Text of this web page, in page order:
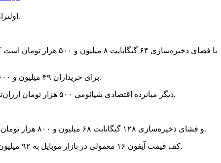
قیمت گلکسی S۲۵ اولترا، پرچمدار کره‌ای و پرفروش سامسونگ، امروز سه‌شنبه ۱۱ شهریور در بازار موبایل ۱۰۷ میلیون و ۴۰۰ هزار تومان است.
قیمت گلکسی A۲۶ با فضای ذخیره‌سازی ۲۵۶ گیگابایت ۲۲ میلیو تومان اعلام شده است؛ و خرید گلکسی S۲۴ FE برای خریداران ۴۹ میلیون و ۶۰۰ هزار تومان آب می‌خورد.
قیمت ردمی ۱۴C از میانرده‌های ارزان شیائومی در بازار موبایل ۱۲ میلیون و ۵۰۰ هزار تومان تعیین شده است. پوکو C۷۵ دیگر میانرده اقتصادی شیائومی ۵۰۰ هزار تومان ارزان‌تر فروخته می‌شود.
قیمت آیفون ۱۳ با پارت نامبر CH و فشای ذخیره‌سازی ۱۲۸ گیگابایت ۶۸ میلیون و ۸۰۰ هزار تومان است. نسخه پرومکس آیفون ۱۳ با فضای ذخیره‌سازی ۲۵۶ گیگابایت ۸۶ میلیون تومان قیمت خورده است.
کف قیمت آیفون ۱۶ معمولی در بازار موبایل به ۹۲ میلیون و ۹۰۰ هزار تومان رسیده است و خرید نسخه پرو مکس آیفون ۱۶ با فضای ذخیره‌سازی ۵۱۲ گیگابایت به ۱۹۵ میلیون تومان بودجه نیاز دارد.